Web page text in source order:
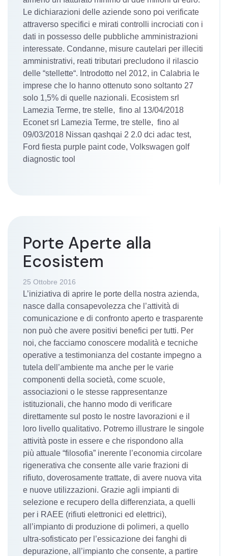
Le dichiarazioni delle aziende sono poi verificate
attraverso specifici e mirati controlli incrociati con i
dati in possesso delle pubbliche amministrazioni
interessate. Condanne, misure cautelari per illeciti
amministrativi, reati tributari precludono il rilascio
delle “stellette“. Introdotto nel 2012, in Calabria le
imprese che lo hanno ottenuto sono soltanto 27
solo 1,5% di quelle nazionali. Ecosistem srl
Lamezia Terme, tre stelle, fino al 13/04/2018
Econet srl Lamezia Terme, tre stelle, fino al
09/03/2018 Nissan qashqai 2 2.0 dci adac test,
Ford fiesta purple paint code, Volkswagen golf
diagnostic tool
Porte Aperte alla
Ecosistem
25 Ottobre 2016
L’iniziativa di aprire le porte della nostra azienda,
nasce dalla consapevolezza che l’attività di
comunicazione e di confronto aperto e trasparente
non può che avere positivi benefici per tutti. Per
noi, che facciamo conoscere modalità e tecniche
operative a testimonianza del costante impegno a
tutela dell’ambiente ma anche per le varie
componenti della società, come scuole,
associazioni o le stesse rappresentanze
istituzionali, che hanno modo di verificare
direttamente sul posto le nostre lavorazioni e il
loro livello qualitativo. Potremo illustrare le singole
attività poste in essere e che rispondono alla
più attuale “filosofia” inerente l’economia circolare
rigenerativa che consente alle varie frazioni di
rifiuto, doverosamente trattate, di avere nuova vita
e nuove utilizzazioni. Grazie agli impianti di
selezione e recupero della differenziata, a quelli
per i RAEE (rifiuti elettronici ed elettrici),
all’impianto di produzione di polimeri, a quello
ultra-sofisticato per l’essicazione dei fanghi di
depurazione, all’impianto che consente, a partire